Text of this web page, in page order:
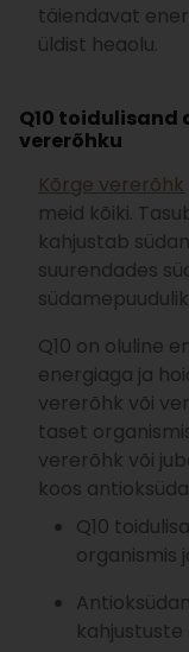
täiendavat
üldist heaolu.
Q10 toidulisand
vererõhku
Kõrge vererõhk
meid kõiki.
kahjustab
suurendades
Q10 on oluline
energiaga ja
vererõhk või
taset
vererõhk või
koos
Q10
organismis
kahjustuste